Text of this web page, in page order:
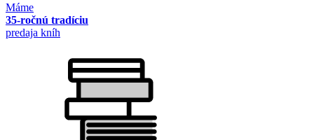
Máme
35-ročnú tradíciu
predaja kníh